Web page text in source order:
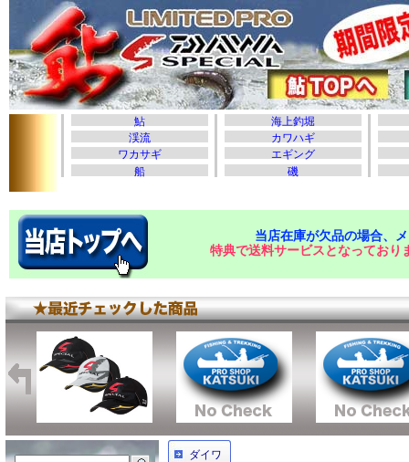
当店在庫が欠品の場合、
特典で送料サービスとなっており
ダイワ